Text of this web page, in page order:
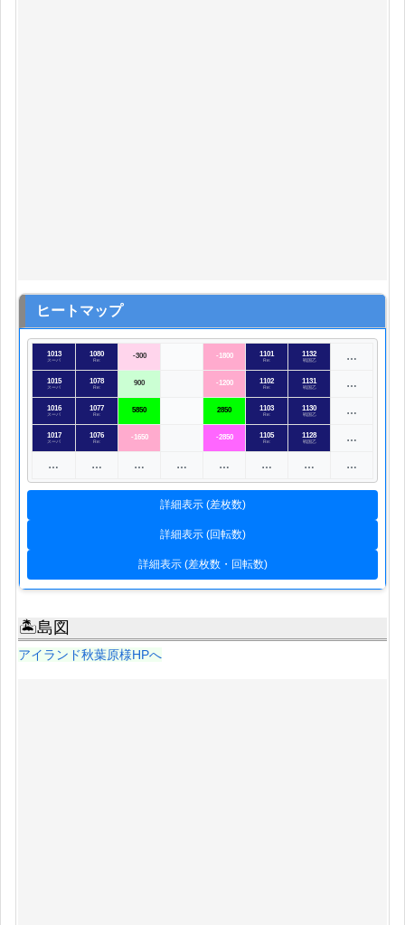
ヒートマップ
1013
スーパ
1080
Re: -300 -1800 1101
Re:
1132
戦国乙 …
1015
スーパ
1078
Re: 900 -1200 1102
Re:
1131
戦国乙 …
1016
スーパ
1077
Re: 5850 2850 1103
Re:
1130
戦国乙 …
1017
スーパ
1076
Re: -1650 -2850 1105
Re:
1128
戦国乙 …
… … … … … … … …
詳細表示 (差枚数)
詳細表示 (回転数)
詳細表示 (差枚数・回転数)
🏝島図
アイランド秋葉原様HPへ